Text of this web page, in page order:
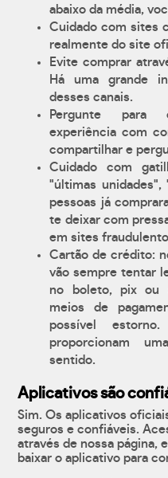
abaixo da média,
Cuidado com sites
realmente do site
Evite comprar
Há uma grande
desses canais.
Pergunte para
experiência com
compartilhar e
Cuidado com
"últimas
pessoas já
te deixar com
em sites
Cartão de crédito:
vão sempre tentar
no boleto, pix ou
meios de
possível
proporcionam
sentido.
Aplicativos são
Sim. Os aplicativos
seguros e confiáveis.
através de nossa página,
baixar o aplicativo para